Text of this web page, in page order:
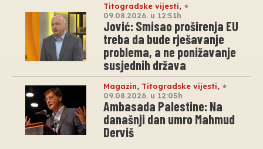
Titogradske vijesti,
09.08.2026. u 12:51h
Jović: Smisao proširenja EU
treba da bude rješavanje
problema, a ne ponižavanje
susjednih država
Magazin, Titogradske vijesti,
09.08.2026. u 12:05h
Ambasada Palestine: Na
današnji dan umro Mahmud
Derviš